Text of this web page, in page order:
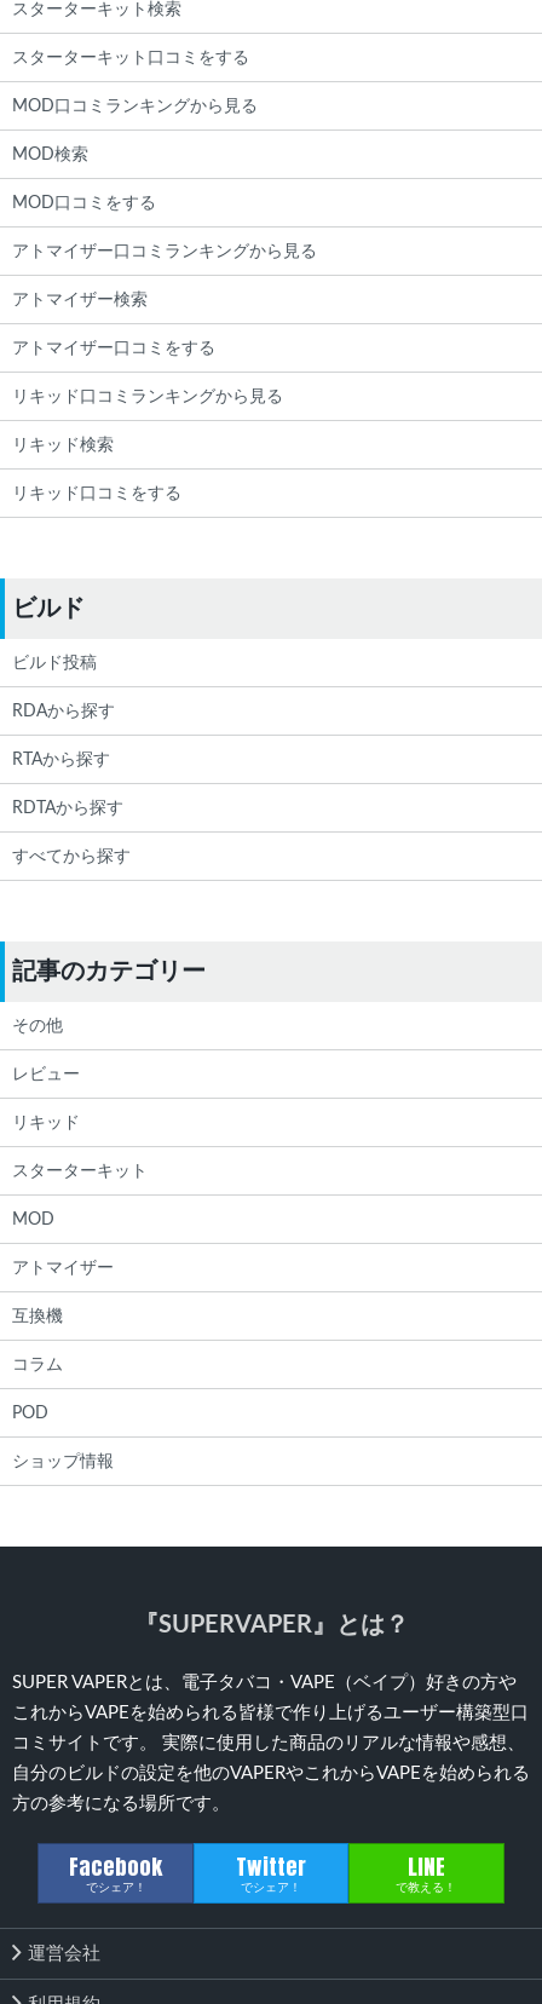
スターターキット検索
スターターキット口コミをする
MOD口コミランキングから見る
MOD検索
MOD口コミをする
アトマイザー口コミランキングから見る
アトマイザー検索
アトマイザー口コミをする
リキッド口コミランキングから見る
リキッド検索
リキッド口コミをする
ビルド
ビルド投稿
RDAから探す
RTAから探す
RDTAから探す
すべてから探す
記事のカテゴリー
その他
レビュー
リキッド
スターターキット
MOD
アトマイザー
互換機
コラム
POD
ショップ情報
『SUPERVAPER』とは？
SUPER VAPERとは、電子タバコ・VAPE（ベイプ）好きの方や
これからVAPEを始められる皆様で作り上げるユーザー構築型口
コミサイトです。 実際に使用した商品のリアルな情報や感想、
自分のビルドの設定を他のVAPERやこれからVAPEを始められる
方の参考になる場所です。
Facebook
でシェア！
Twitter
でシェア！
LINE
で教える！
運営会社